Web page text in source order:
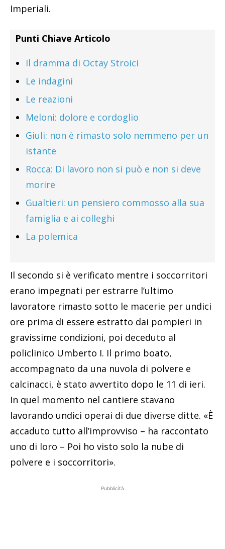
Imperiali.
Punti Chiave Articolo
Il dramma di Octay Stroici
Le indagini
Le reazioni
Meloni: dolore e cordoglio
Giuli: non è rimasto solo nemmeno per un
istante
Rocca: Di lavoro non si può e non si deve
morire
Gualtieri: un pensiero commosso alla sua
famiglia e ai colleghi
La polemica
Il secondo si è verificato mentre i soccorritori
erano impegnati per estrarre l’ultimo
lavoratore rimasto sotto le macerie per undici
ore prima di essere estratto dai pompieri in
gravissime condizioni, poi deceduto al
policlinico Umberto I. Il primo boato,
accompagnato da una nuvola di polvere e
calcinacci, è stato avvertito dopo le 11 di ieri.
In quel momento nel cantiere stavano
lavorando undici operai di due diverse ditte. «È
accaduto tutto all’improvviso – ha raccontato
uno di loro – Poi ho visto solo la nube di
polvere e i soccorritori».
Pubblicità